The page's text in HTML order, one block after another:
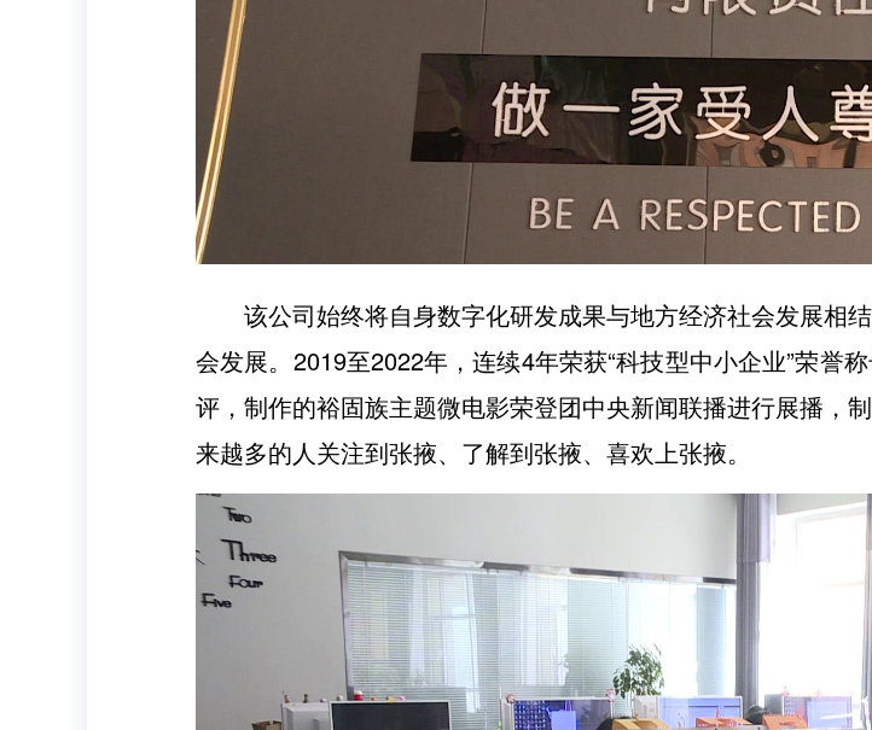
该公司始终将自身数字化研发成果与地方经济社会发展相
会发展。2019至2022年，连续4年荣获“科技型中小企业”荣誉
评，制作的裕固族主题微电影荣登团中央新闻联播进行展播，
来越多的人关注到张掖、了解到张掖、喜欢上张掖。